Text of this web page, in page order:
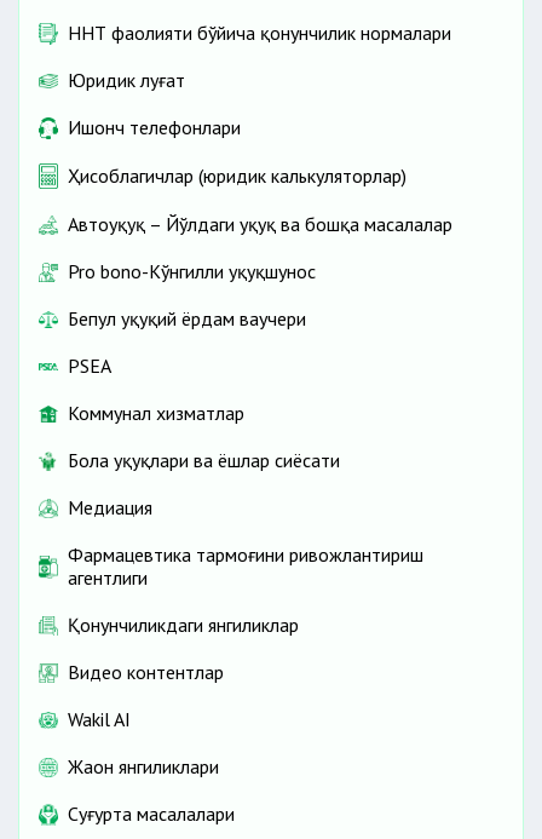
ННТ фаолияти бўйича қонунчилик нормалари
Юридик луғат
Ишонч телефонлари
Ҳисоблагичлар (юридик калькуляторлар)
Автоҳуқуқ – Йўлдаги ҳуқуқ ва бошқа масалалар
Pro bono-Кўнгилли ҳуқуқшунос
Бепул ҳуқуқий ёрдам ваучери
PSEA
Коммунал хизматлар
Бола ҳуқуқлари ва ёшлар сиёсати
Медиация
Фармацевтика тармоғини ривожлантириш
агентлиги
Қонунчиликдаги янгиликлар
Видео контентлар
Wakil AI
Жаҳон янгиликлари
Cуғурта масалалари